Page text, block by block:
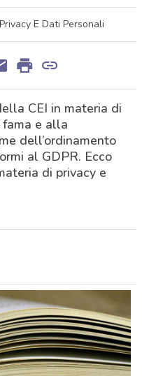
Privacy E Dati Personali
CEI in materia di
e alla
dell’ordinamento
al GDPR. Ecco
di privacy e